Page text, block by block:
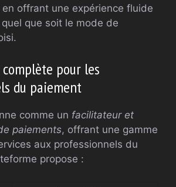
offrant une expérience fluide
que soit le mode de
pour les
du paiement
comme un facilitateur et
paiements, offrant une gamme
aux professionnels du
propose :